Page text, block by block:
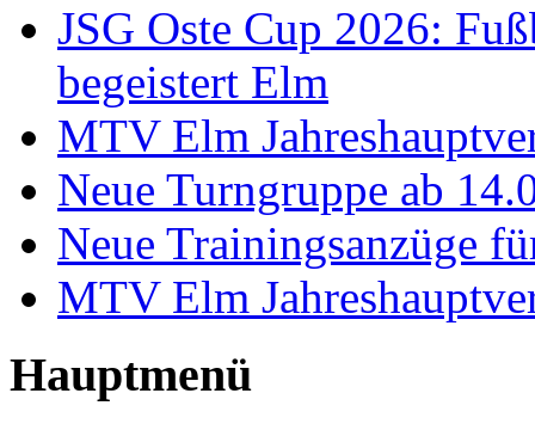
JSG Oste Cup 2026:
begeistert Elm
MTV Elm
Neue Turngruppe ab
Neue Trainingsanzüge
MTV Elm
Hauptmenü